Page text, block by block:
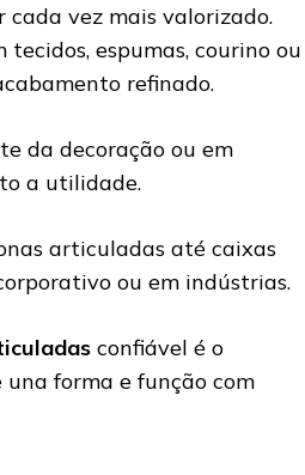
vez mais valorizado.
tecidos, espumas, courino ou
refinado.
da decoração ou em
a utilidade.
articuladas até caixas
ou em indústrias.
confiável é o
forma e função com